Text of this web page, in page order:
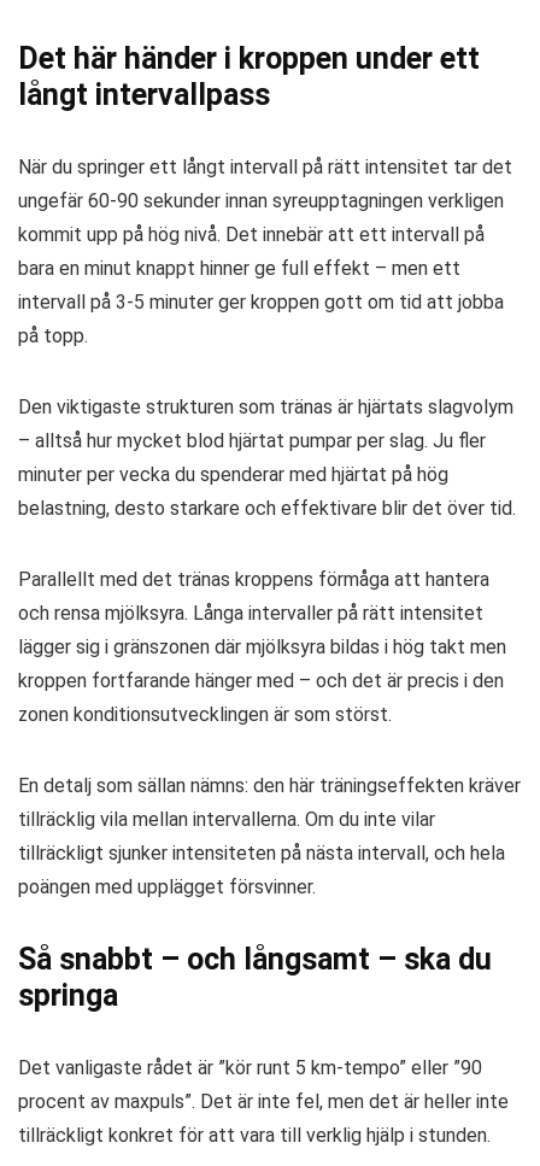
Det här händer i kroppen under ett
långt intervallpass
När du springer ett långt intervall på rätt intensitet tar det
ungefär 60-90 sekunder innan syreupptagningen verkligen
kommit upp på hög nivå. Det innebär att ett intervall på
bara en minut knappt hinner ge full effekt – men ett
intervall på 3-5 minuter ger kroppen gott om tid att jobba
på topp.
Den viktigaste strukturen som tränas är hjärtats slagvolym
– alltså hur mycket blod hjärtat pumpar per slag. Ju fler
minuter per vecka du spenderar med hjärtat på hög
belastning, desto starkare och effektivare blir det över tid.
Parallellt med det tränas kroppens förmåga att hantera
och rensa mjölksyra. Långa intervaller på rätt intensitet
lägger sig i gränszonen där mjölksyra bildas i hög takt men
kroppen fortfarande hänger med – och det är precis i den
zonen konditionsutvecklingen är som störst.
En detalj som sällan nämns: den här träningseffekten kräver
tillräcklig vila mellan intervallerna. Om du inte vilar
tillräckligt sjunker intensiteten på nästa intervall, och hela
poängen med upplägget försvinner.
Så snabbt – och långsamt – ska du
springa
Det vanligaste rådet är ”kör runt 5 km-tempo” eller ”90
procent av maxpuls”. Det är inte fel, men det är heller inte
tillräckligt konkret för att vara till verklig hjälp i stunden.